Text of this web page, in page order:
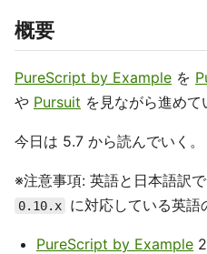
概要
PureScript by Example を
や Pursuit を見ながら進めて
今日は 5.7 から読んでいく。
※注意事項: 英語と日本語訳
0.10.x に対応している英語
PureScript by Example